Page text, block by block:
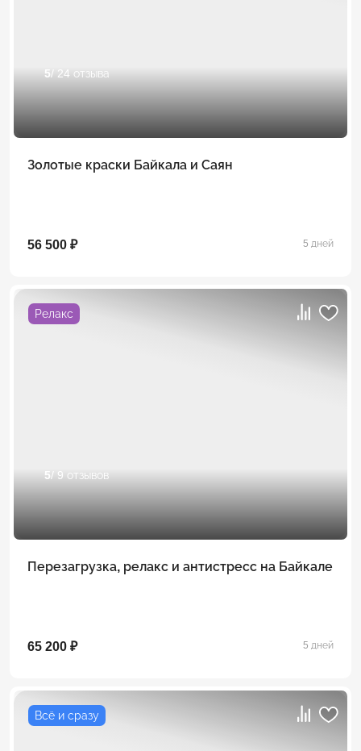
5/ 24 отзыва
Золотые краски Байкала и Саян
56 500 ₽ 5 дней
Релакс
5/ 9 отзывов
Перезагрузка, релакс и антистресс на Байкале
65 200 ₽ 5 дней
Всё и сразу